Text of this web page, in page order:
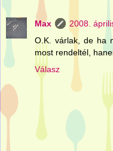
Max
2008.
O.K. várlak, de ha
most rendeltél,
Válasz